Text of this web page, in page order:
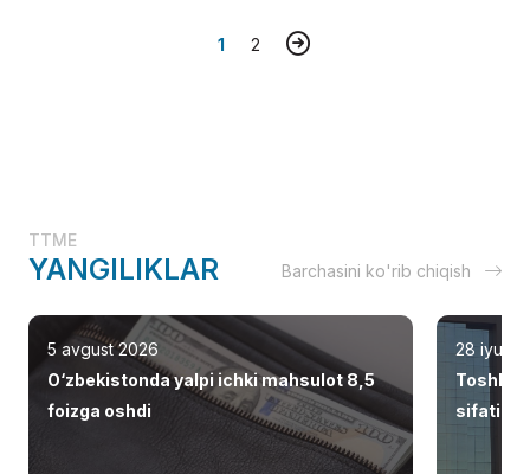
1 2
TTME
YANGILIKLAR Barchasini ko'rib chiqish
5 avgust 2026
O‘zbekistonda yalpi ichki mahsulot 8,5
foizga oshdi
28 iyul